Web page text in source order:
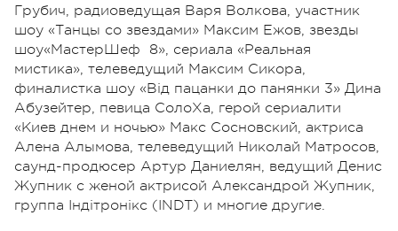
Грубич, радиоведущая Варя Волкова, участник
шоу «Танцы со звездами» Максим Ежов, звезды
шоу«МастерШеф 8», сериала «Реальная
мистика», телеведущий Максим Сикора,
финалистка шоу «Від пацанки до панянки 3» Дина
Абузейтер, певица СолоХа, герой сериалити
«Киев днем и ночью» Макс Сосновский, актриса
Алена Алымова, телеведущий Николай Матросов,
саунд-продюсер Артур Даниелян, ведущий Денис
Жупник с женой актрисой Александрой Жупник,
группа Індітронікс (INDT) и многие другие.